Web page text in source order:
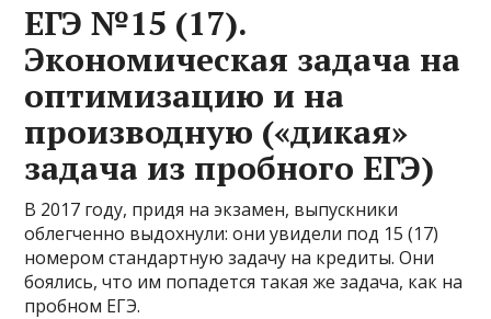
ЕГЭ №15 (17).
Экономическая задача на
оптимизацию и на
производную («дикая»
задача из пробного ЕГЭ)
В 2017 году, придя на экзамен, выпускники
облегченно выдохнули: они увидели под 15 (17)
номером стандартную задачу на кредиты. Они
боялись, что им попадется такая же задача, как на
пробном ЕГЭ.